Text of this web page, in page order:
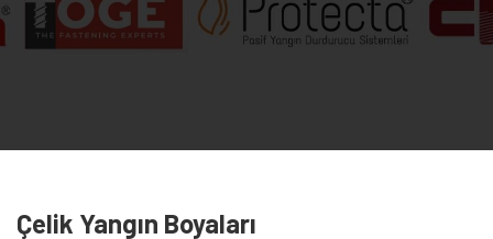
Çelik Yangın Boyaları